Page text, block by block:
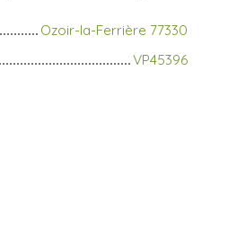
Ozoir-la-Ferrière 77330
VP45396